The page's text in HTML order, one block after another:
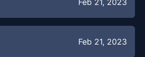
Feb 21, 2023